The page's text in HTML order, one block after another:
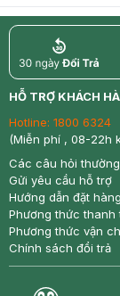
return
HỖ TRỢ KHÁCH
Hotline: 1800 6324
(Miễn phí , 08-22h
Các câu hỏi
Gửi yêu cầu hỗ trợ
Hướng dẫn đặt hàng
Phương thức thanh
Phương thức vận
Chính sách đổi trả